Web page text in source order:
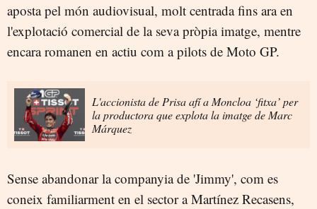
aposta pel món audiovisual, molt centrada fins ara en
l'explotació comercial de la seva pròpia imatge, mentre
encara romanen en actiu com a pilots de Moto GP.
L'accionista de Prisa afí a Moncloa ‘fitxa’ per
la productora que explota la imatge de Marc
Márquez
Sense abandonar la companyia de 'Jimmy', com es
coneix familiarment en el sector a Martínez Recasens,